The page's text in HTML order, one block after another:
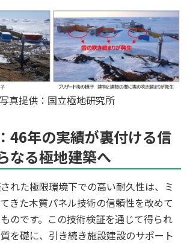
真提供：国立極地研究所
46年の実績が裏付ける信
なる極地建築へ
れた極限環境下での高い耐久性は、ミ
きた木質パネル技術の信頼性を改めて
のです。この技術検証を通じて得られ
を礎に、引き続き施設建設のサポート